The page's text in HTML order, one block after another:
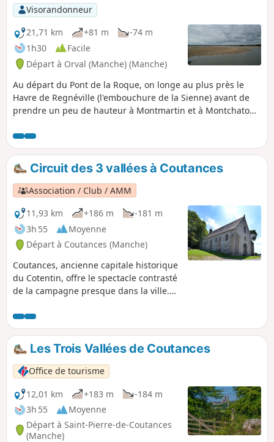
Visorandonneur
21,71 km
+81 m
-74 m
1h30
Facile
Départ à Orval (Manche) (Manche)
Au départ du Pont de la Roque, on longe au plus près le
Havre de Regnéville (l'embouchure de la Sienne) avant de
prendre un peu de hauteur à Montmartin et à Montchaton.
sur la vallée de la Sienne, le Havre de Regnéville et la pointe
d'Agon. Pas moins de quatre belles anciennes églises, ainsi
que de jolis hameaux, complètent le tableau.
Circuit des 3 vallées à Coutances
Association / Club / AMM
11,93 km
+186 m
-181 m
3h 55
Moyenne
Départ à Coutances (Manche)
Coutances, ancienne capitale historique
du Cotentin, offre le spectacle contrasté
de la campagne presque dans la ville.
les proches abords de la ville en
cheminant par les 3 vallées qui
l'entourent avec chacune sa rivière un
peu paresseuse. À moitié sur terre et à
moitié sur route ou ruelles, les passages
urbains permettent de découvrir une
petite partie du patrimoine Coutançais
malgré la zone artisanale qui gâche un
peu le plaisir, mais on l'oublie vite.
Les Trois Vallées de Coutances
Office de tourisme
12,01 km
+183 m
-184 m
3h 55
Moyenne
Départ à Saint-Pierre-de-Coutances
(Manche)